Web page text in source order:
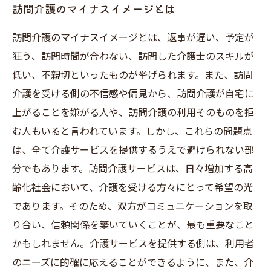
訪問介護のマイナスイメージとは
訪問介護のマイナスイメージとは、返事が遅い、予定が
狂う、訪問時間が合わない、訪問した介護士のスキルが
低い、不親切といったものが挙げられます。また、訪問
介護を受ける側の不信感や偏見から、訪問介護が自宅に
上がることを嫌がる人や、訪問介護の利用そのものを拒
む人もいると言われています。しかし、これらの問題点
は、全て介護サービスを提供するうえで避けられない部
分でもあります。訪問介護サービスは、日々増加する高
齢化社会において、介護を受ける方々にとって希望の光
であります。そのため、双方がコミュニケーションを取
り合い、信頼関係を築いていくことが、最も重要なこと
かもしれません。介護サービスを提供する側は、利用者
のニーズに的確に応えることができるように、また、介